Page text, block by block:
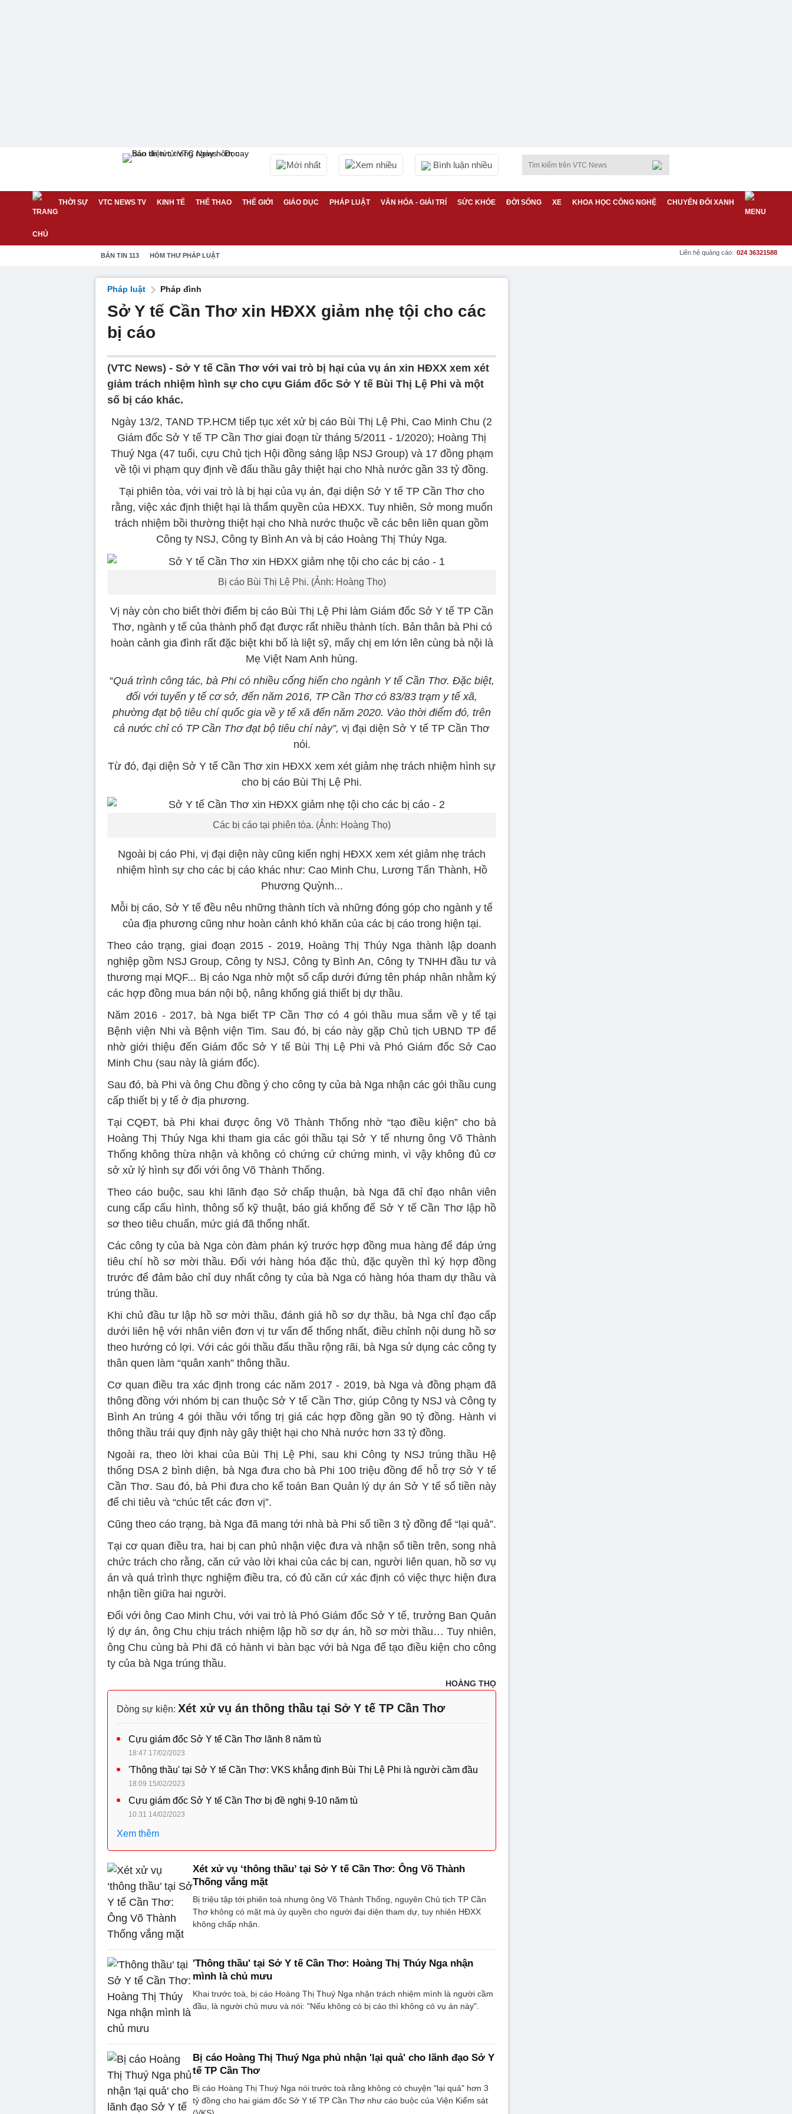
Mới nhất Xem nhiều Bình luận nhiều
THỜI SỰ VTC NEWS TV KINH TẾ THỂ THAO THẾ GIỚI GIÁO DỤC PHÁP LUẬT VĂN HÓA - GIẢI TRÍ SỨC KHỎE ĐỜI SỐNG XE KHOA HỌC CÔNG NGHỆ CHUYỂN ĐỔI XANH
BẢN TIN 113 HÒM THƯ PHÁP LUẬT Liên hệ quảng cáo: 024 36321588
Pháp luật Pháp đình
Sở Y tế Cần Thơ xin HĐXX giảm nhẹ tội cho các
bị cáo
(VTC News) - Sở Y tế Cần Thơ với vai trò bị hại của vụ án xin HĐXX xem xét
giảm trách nhiệm hình sự cho cựu Giám đốc Sở Y tế Bùi Thị Lệ Phi và một
số bị cáo khác.
Ngày 13/2, TAND TP.HCM tiếp tục xét xử bị cáo Bùi Thị Lệ Phi, Cao Minh Chu (2
Giám đốc Sở Y tế TP Cần Thơ giai đoạn từ tháng 5/2011 - 1/2020); Hoàng Thị
Thuý Nga (47 tuổi, cựu Chủ tịch Hội đồng sáng lập NSJ Group) và 17 đồng phạm
về tội vi phạm quy định về đấu thầu gây thiệt hại cho Nhà nước gần 33 tỷ đồng.
Tại phiên tòa, với vai trò là bị hại của vụ án, đại diện Sở Y tế TP Cần Thơ cho
rằng, việc xác định thiệt hại là thẩm quyền của HĐXX. Tuy nhiên, Sở mong muốn
trách nhiệm bồi thường thiệt hại cho Nhà nước thuộc về các bên liên quan gồm
Công ty NSJ, Công ty Bình An và bị cáo Hoàng Thị Thúy Nga.
Bị cáo Bùi Thị Lệ Phi. (Ảnh: Hoàng Thọ)
Vị này còn cho biết thời điểm bị cáo Bùi Thị Lệ Phi làm Giám đốc Sở Y tế TP Cần
Thơ, ngành y tế của thành phố đạt được rất nhiều thành tích. Bản thân bà Phi có
hoàn cảnh gia đình rất đặc biệt khi bố là liệt sỹ, mấy chị em lớn lên cùng bà nội là
Mẹ Việt Nam Anh hùng.
“Quá trình công tác, bà Phi có nhiều cống hiến cho ngành Y tế Cần Thơ. Đặc biệt,
đối với tuyến y tế cơ sở, đến năm 2016, TP Cần Thơ có 83/83 trạm y tế xã,
phường đạt bộ tiêu chí quốc gia về y tế xã đến năm 2020. Vào thời điểm đó, trên
cả nước chỉ có TP Cần Thơ đạt bộ tiêu chí này”, vị đại diện Sở Y tế TP Cần Thơ
nói.
Từ đó, đại diện Sở Y tế Cần Thơ xin HĐXX xem xét giảm nhẹ trách nhiệm hình sự
cho bị cáo Bùi Thị Lệ Phi.
Các bị cáo tại phiên tòa. (Ảnh: Hoàng Thọ)
Ngoài bị cáo Phi, vị đại diện này cũng kiến nghị HĐXX xem xét giảm nhẹ trách
nhiệm hình sự cho các bị cáo khác như: Cao Minh Chu, Lương Tấn Thành, Hồ
Phương Quỳnh...
Mỗi bị cáo, Sở Y tế đều nêu những thành tích và những đóng góp cho ngành y tế
của địa phương cũng như hoàn cảnh khó khăn của các bị cáo trong hiện tại.
Theo cáo trạng, giai đoạn 2015 - 2019, Hoàng Thị Thúy Nga thành lập doanh
nghiệp gồm NSJ Group, Công ty NSJ, Công ty Bình An, Công ty TNHH đầu tư và
thương mại MQF... Bị cáo Nga nhờ một số cấp dưới đứng tên pháp nhân nhằm ký
các hợp đồng mua bán nội bộ, nâng khống giá thiết bị dự thầu.
Năm 2016 - 2017, bà Nga biết TP Cần Thơ có 4 gói thầu mua sắm về y tế tại
Bệnh viện Nhi và Bệnh viện Tim. Sau đó, bị cáo này gặp Chủ tịch UBND TP để
nhờ giới thiệu đến Giám đốc Sở Y tế Bùi Thị Lệ Phi và Phó Giám đốc Sở Cao
Minh Chu (sau này là giám đốc).
Sau đó, bà Phi và ông Chu đồng ý cho công ty của bà Nga nhận các gói thầu cung
cấp thiết bị y tế ở địa phương.
Tại CQĐT, bà Phi khai được ông Võ Thành Thống nhờ “tạo điều kiện” cho bà
Hoàng Thị Thúy Nga khi tham gia các gói thầu tại Sở Y tế nhưng ông Võ Thành
Thống không thừa nhận và không có chứng cứ chứng minh, vì vậy không đủ cơ
sở xử lý hình sự đối với ông Võ Thành Thống.
Theo cáo buộc, sau khi lãnh đạo Sở chấp thuận, bà Nga đã chỉ đạo nhân viên
cung cấp cấu hình, thông số kỹ thuật, báo giá khống để Sở Y tế Cần Thơ lập hồ
sơ theo tiêu chuẩn, mức giá đã thống nhất.
Các công ty của bà Nga còn đàm phán ký trước hợp đồng mua hàng để đáp ứng
tiêu chí hồ sơ mời thầu. Đối với hàng hóa đặc thù, đặc quyền thì ký hợp đồng
trước để đảm bảo chỉ duy nhất công ty của bà Nga có hàng hóa tham dự thầu và
trúng thầu.
Khi chủ đầu tư lập hồ sơ mời thầu, đánh giá hồ sơ dự thầu, bà Nga chỉ đạo cấp
dưới liên hệ với nhân viên đơn vị tư vấn để thống nhất, điều chỉnh nội dung hồ sơ
theo hướng có lợi. Với các gói thầu đấu thầu rộng rãi, bà Nga sử dụng các công ty
thân quen làm “quân xanh” thông thầu.
Cơ quan điều tra xác định trong các năm 2017 - 2019, bà Nga và đồng phạm đã
thông đồng với nhóm bị can thuộc Sở Y tế Cần Thơ, giúp Công ty NSJ và Công ty
Bình An trúng 4 gói thầu với tổng trị giá các hợp đồng gần 90 tỷ đồng. Hành vi
thông thầu trái quy định này gây thiệt hại cho Nhà nước hơn 33 tỷ đồng.
Ngoài ra, theo lời khai của Bùi Thị Lệ Phi, sau khi Công ty NSJ trúng thầu Hệ
thống DSA 2 bình diện, bà Nga đưa cho bà Phi 100 triệu đồng để hỗ trợ Sở Y tế
Cần Thơ. Sau đó, bà Phi đưa cho kế toán Ban Quản lý dự án Sở Y tế số tiền này
để chi tiêu và “chúc tết các đơn vị”.
Cũng theo cáo trạng, bà Nga đã mang tới nhà bà Phi số tiền 3 tỷ đồng để “lại quả”.
Tại cơ quan điều tra, hai bị can phủ nhận việc đưa và nhận số tiền trên, song nhà
chức trách cho rằng, căn cứ vào lời khai của các bị can, người liên quan, hồ sơ vụ
án và quá trình thực nghiệm điều tra, có đủ căn cứ xác định có việc thực hiện đưa
nhận tiền giữa hai người.
Đối với ông Cao Minh Chu, với vai trò là Phó Giám đốc Sở Y tế, trưởng Ban Quản
lý dự án, ông Chu chịu trách nhiệm lập hồ sơ dự án, hồ sơ mời thầu… Tuy nhiên,
ông Chu cùng bà Phi đã có hành vi bàn bạc với bà Nga để tạo điều kiện cho công
ty của bà Nga trúng thầu.
HOÀNG THỌ
Dòng sự kiện: Xét xử vụ án thông thầu tại Sở Y tế TP Cần Thơ
Cựu giám đốc Sở Y tế Cần Thơ lãnh 8 năm tù
18:47 17/02/2023
'Thông thầu' tại Sở Y tế Cần Thơ: VKS khẳng định Bùi Thị Lệ Phi là người cầm đầu
18:09 15/02/2023
Cựu giám đốc Sở Y tế Cần Thơ bị đề nghị 9-10 năm tù
10:31 14/02/2023
Xem thêm
Xét xử vụ ‘thông thầu’ tại Sở Y tế Cần Thơ: Ông Võ Thành
Thống vắng mặt
Bị triệu tập tới phiên toà nhưng ông Võ Thành Thống, nguyên Chủ tịch TP Cần
Thơ không có mặt mà ủy quyền cho người đại diện tham dự, tuy nhiên HĐXX
không chấp nhận.
'Thông thầu' tại Sở Y tế Cần Thơ: Hoàng Thị Thúy Nga nhận
mình là chủ mưu
Khai trước toà, bị cáo Hoàng Thị Thuý Nga nhận trách nhiệm mình là người cầm
đầu, là người chủ mưu và nói: "Nếu không có bị cáo thì không có vụ án này".
Bị cáo Hoàng Thị Thuý Nga phủ nhận 'lại quả' cho lãnh đạo Sở Y
tế TP Cần Thơ
Bị cáo Hoàng Thị Thuý Nga nói trước toà rằng không có chuyện "lại quả" hơn 3
tỷ đồng cho hai giám đốc Sở Y tế TP Cần Thơ như cáo buộc của Viện Kiểm sát